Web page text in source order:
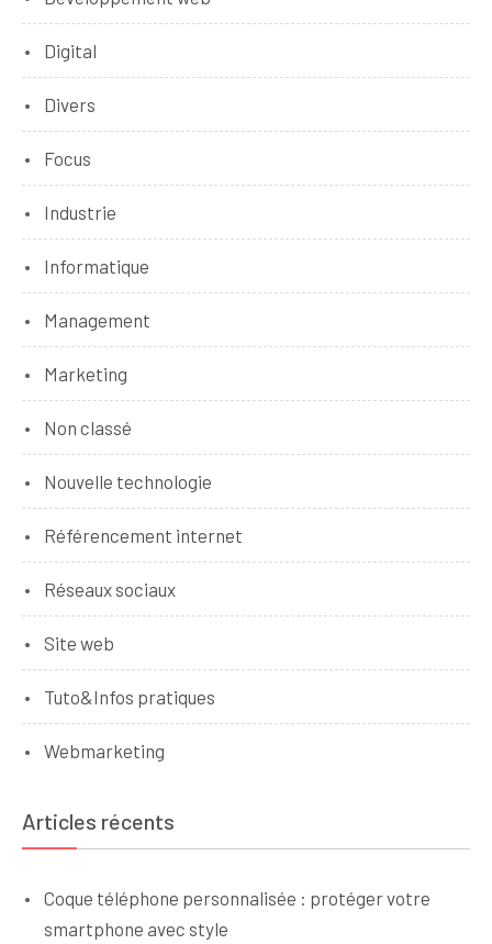
Digital
Divers
Focus
Industrie
Informatique
Management
Marketing
Non classé
Nouvelle technologie
Référencement internet
Réseaux sociaux
Site web
Tuto&Infos pratiques
Webmarketing
Articles récents
Coque téléphone personnalisée : protéger votre
smartphone avec style